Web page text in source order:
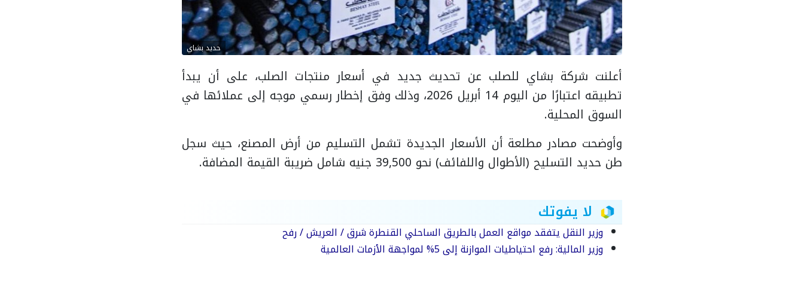
حديد بشاي
أعلنت شركة بشاي للصلب عن تحديث جديد في أسعار منتجات الصلب، على أن يبدأ
تطبيقه اعتبارًا من اليوم 14 أبريل 2026، وذلك وفق إخطار رسمي موجه إلى عملائها في
السوق المحلية.
وأوضحت مصادر مطلعة أن الأسعار الجديدة تشمل التسليم من أرض المصنع، حيث سجل
طن حديد التسليح (الأطوال واللفائف) نحو 39,500 جنيه شامل ضريبة القيمة المضافة.
لا يفوتك
وزير النقل يتفقد مواقع العمل بالطريق الساحلي القنطرة شرق / العريش / رفح
وزير المالية: رفع احتياطيات الموازنة إلى 5% لمواجهة الأزمات العالمية